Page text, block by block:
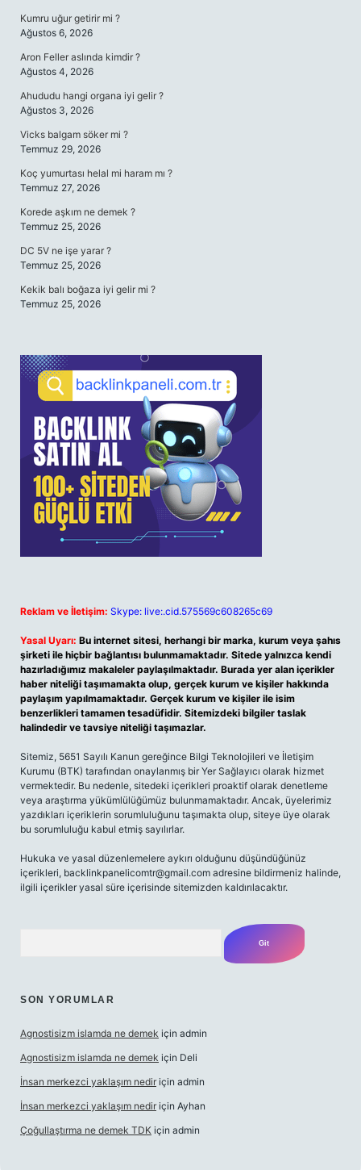
Kumru uğur getirir mi ?
Ağustos 6, 2026
Aron Feller aslında kimdir ?
Ağustos 4, 2026
Ahududu hangi organa iyi gelir ?
Ağustos 3, 2026
Vicks balgam söker mi ?
Temmuz 29, 2026
Koç yumurtası helal mi haram mı ?
Temmuz 27, 2026
Korede aşkım ne demek ?
Temmuz 25, 2026
DC 5V ne işe yarar ?
Temmuz 25, 2026
Kekik balı boğaza iyi gelir mi ?
Temmuz 25, 2026
Reklam ve İletişim: Skype: live:.cid.575569c608265c69
Yasal Uyarı: Bu internet sitesi, herhangi bir marka, kurum veya şahıs
şirketi ile hiçbir bağlantısı bulunmamaktadır. Sitede yalnızca kendi
hazırladığımız makaleler paylaşılmaktadır. Burada yer alan içerikler
haber niteliği taşımamakta olup, gerçek kurum ve kişiler hakkında
paylaşım yapılmamaktadır. Gerçek kurum ve kişiler ile isim
benzerlikleri tamamen tesadüfidir. Sitemizdeki bilgiler taslak
halindedir ve tavsiye niteliği taşımazlar.
Sitemiz, 5651 Sayılı Kanun gereğince Bilgi Teknolojileri ve İletişim
Kurumu (BTK) tarafından onaylanmış bir Yer Sağlayıcı olarak hizmet
vermektedir. Bu nedenle, sitedeki içerikleri proaktif olarak denetleme
veya araştırma yükümlülüğümüz bulunmamaktadır. Ancak, üyelerimiz
yazdıkları içeriklerin sorumluluğunu taşımakta olup, siteye üye olarak
bu sorumluluğu kabul etmiş sayılırlar.
Hukuka ve yasal düzenlemelere aykırı olduğunu düşündüğünüz
içerikleri, backlinkpanelicomtr@gmail.com adresine bildirmeniz halinde,
ilgili içerikler yasal süre içerisinde sitemizden kaldırılacaktır.
SON YORUMLAR
Agnostisizm islamda ne demek için admin
Agnostisizm islamda ne demek için Deli
İnsan merkezci yaklaşım nedir için admin
İnsan merkezci yaklaşım nedir için Ayhan
Çoğullaştırma ne demek TDK için admin